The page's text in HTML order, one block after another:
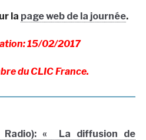
la page web de la journée.
15/02/2017
du CLIC France.
Radio): « La diffusion de